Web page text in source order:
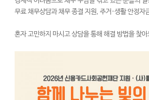
무료 채무상담과 채무 종결 지원, 주거·생활 안정자
혼자 고민하지 마시고 상담을 통해 해결 방법을 찾